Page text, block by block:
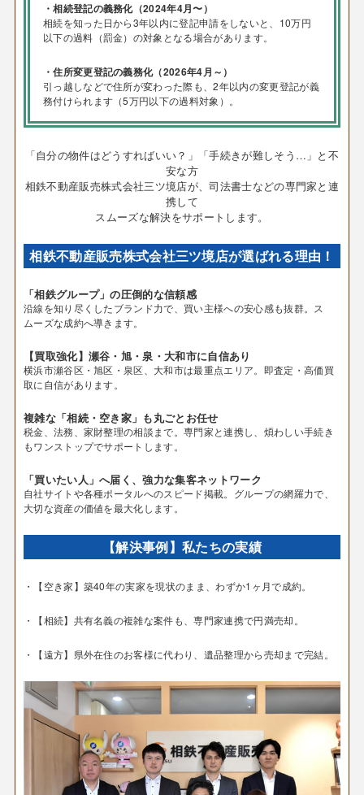
・相続登記の義務化（2024年4月〜）
相続を知った日から3年以内に登記申請をしないと、10万円
以下の過料（罰金）の対象となる場合があります。
・住所変更登記の義務化（2026年4月～）
引っ越しなどで住所が変わった際も、2年以内の変更登記が義
務付けられます（5万円以下の過料対象）。
「自分の物件はどうすればいい？」「手続きが難しそう…」と不
安な方
相鉄不動産販売株式会社三ツ境店が、司法書士などの専門家と連
携して
スムーズな解決をサポートします。
相鉄不動産販売株式会社三ツ境店が選ばれる理由！
「相鉄グループ」の圧倒的な信頼感
沿線を知り尽くしたブランド力で、買い主様への安心感も抜群。ス
ムーズな成約へ導きます。
【買取強化】瀬谷・旭・泉・大和市に自信あり
横浜市瀬谷区・旭区・泉区、大和市は最重点エリア。即査定・高価買
取に自信があります。
複雑な「相続・空き家」も丸ごとお任せ
税金、法務、家財整理の相談まで。専門家と連携し、煩わしい手続き
もワンストップでサポートします。
「買いたい人」へ届く、強力な集客ネットワーク
自社サイトや各種ポータルへのスピード掲載。グループの網羅力で、
大切な資産の価値を最大化します。
【解決事例】私たちの実績
・【空き家】築40年の実家を現状のまま、わずか1ヶ月で成約。
・【相続】共有名義の複雑な案件も、専門家連携で円満売却。
・【遠方】県外在住のお客様に代わり、遺品整理から売却まで完結。